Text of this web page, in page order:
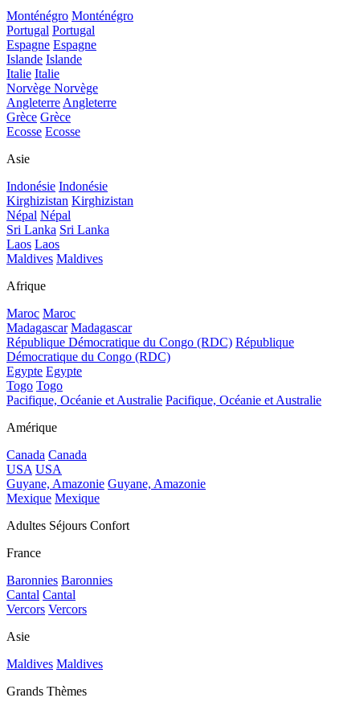
Monténégro Monténégro
Portugal Portugal
Espagne Espagne
Islande Islande
Italie Italie
Norvège Norvège
Angleterre Angleterre
Grèce Grèce
Ecosse Ecosse
Asie
Indonésie Indonésie
Kirghizistan Kirghizistan
Népal Népal
Sri Lanka Sri Lanka
Laos Laos
Maldives Maldives
Afrique
Maroc Maroc
Madagascar Madagascar
République Démocratique du Congo (RDC) République
Démocratique du Congo (RDC)
Egypte Egypte
Togo Togo
Pacifique, Océanie et Australie Pacifique, Océanie et Australie
Amérique
Canada Canada
USA USA
Guyane, Amazonie Guyane, Amazonie
Mexique Mexique
Adultes Séjours Confort
France
Baronnies Baronnies
Cantal Cantal
Vercors Vercors
Asie
Maldives Maldives
Grands Thèmes